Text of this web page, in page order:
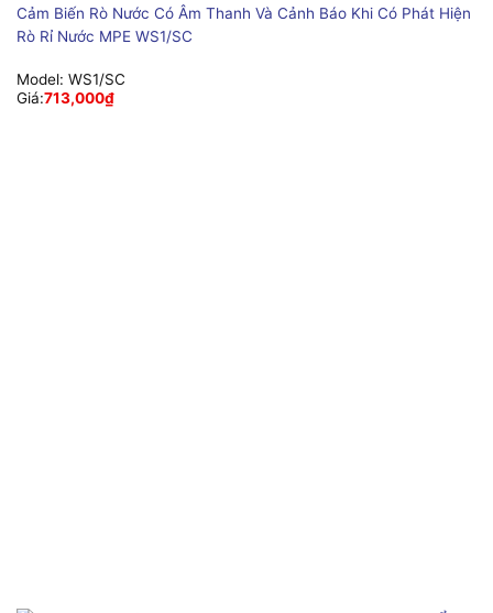
Cảm Biến Rò Nước Có Âm Thanh Và Cảnh Báo Khi Có Phát Hiện
Rò Rỉ Nước MPE WS1/SC
Model: WS1/SC
Giá:713,000₫